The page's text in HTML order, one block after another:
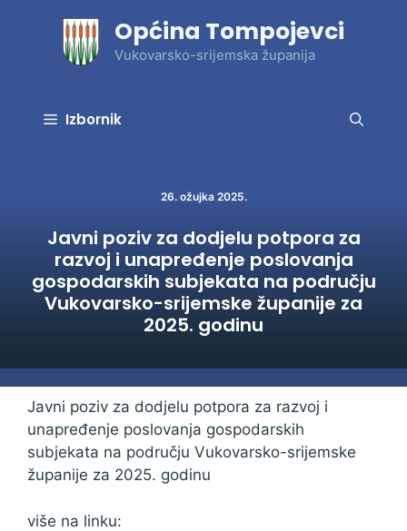
Općina Tompojevci
Vukovarsko-srijemska županija
Izbornik
26. ožujka 2025.
Javni poziv za dodjelu potpora za
razvoj i unapređenje poslovanja
gospodarskih subjekata na području
Vukovarsko-srijemske županije za
2025. godinu
Javni poziv za dodjelu potpora za razvoj i
unapređenje poslovanja gospodarskih
subjekata na području Vukovarsko-srijemske
županije za 2025. godinu
više na linku: